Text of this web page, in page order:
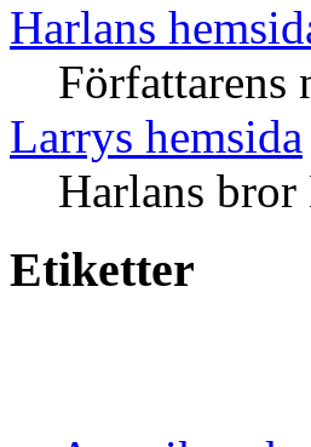
Harlans
Författarens
Larrys hemsida
Harlans
Etiketter